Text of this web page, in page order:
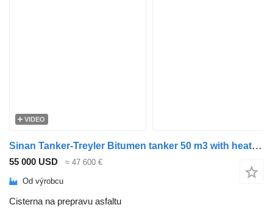
VIDEO
Sinan Tanker-Treyler Bitumen tanker 50 m3 with heating system
55 000 USD ≈ 47 600 €
Od výrobcu
Cisterna na prepravu asfaltu